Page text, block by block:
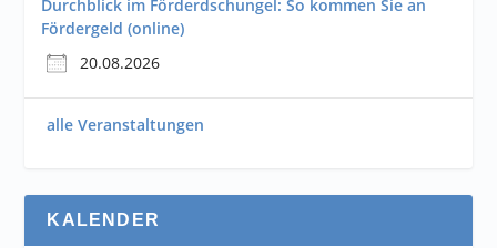
Durchblick im Förderdschungel: So kommen Sie an
Fördergeld (online)
20.08.2026
alle Veranstaltungen
KALENDER